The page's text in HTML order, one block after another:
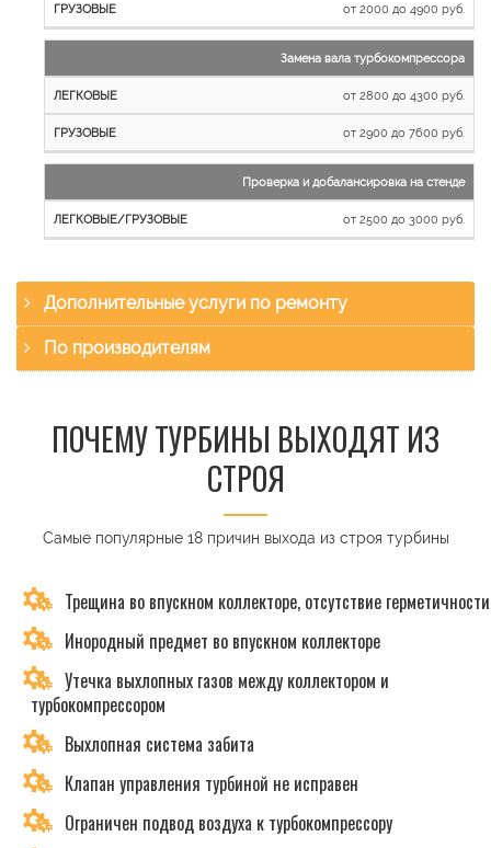
от 2000 до 4900 руб.
Замена вала турбокомпрессора
от 2800 до 4300 руб.
от 2900 до 7600 руб.
Проверка и добалансировка на стенде
от 2500 до 3000 руб.
Дополнительные услуги по ремонту
По производителям
ПОЧЕМУ ТУРБИНЫ ВЫХОДЯТ ИЗ
СТРОЯ
Самые популярные 18 причин выхода из строя турбины
Трещина во впускном коллекторе, отсутствие герметичности
Инородный предмет во впускном коллекторе
Утечка выхлопных газов между коллектором и
турбокомпрессором
Выхлопная система забита
Клапан управления турбиной не исправен
Ограничен подвод воздуха к турбокомпрессору